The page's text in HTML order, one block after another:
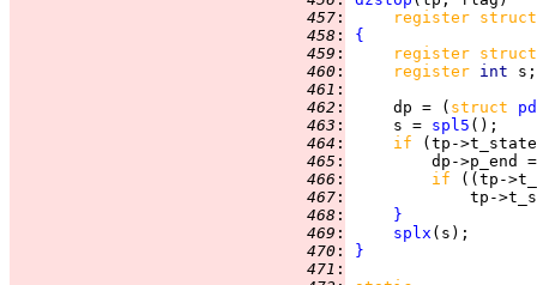
457 :
register
458 :
{
459 :
register
460 : register int
461 :
462 :
     dp = (
struct
463 :
     s =
spl5
464 : if
(tp-
465 :
466 : if
((tp-
467 :
tp-
468 :
}
469 : splx
470 :
}
471 :